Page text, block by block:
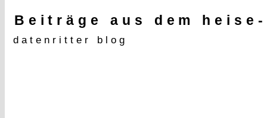
Beiträge aus dem
datenritter blog